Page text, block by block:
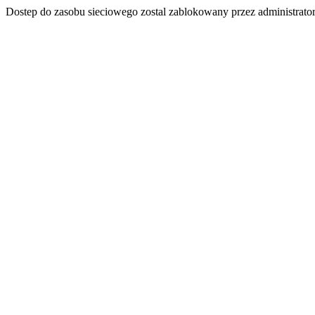
Dostep do zasobu sieciowego zostal zablokowany przez